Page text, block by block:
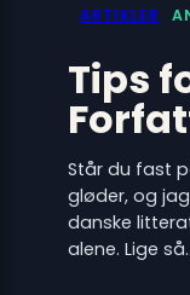
ARTIKLER
Tips
Står du fast
gløder, og
danske
alene. Lige